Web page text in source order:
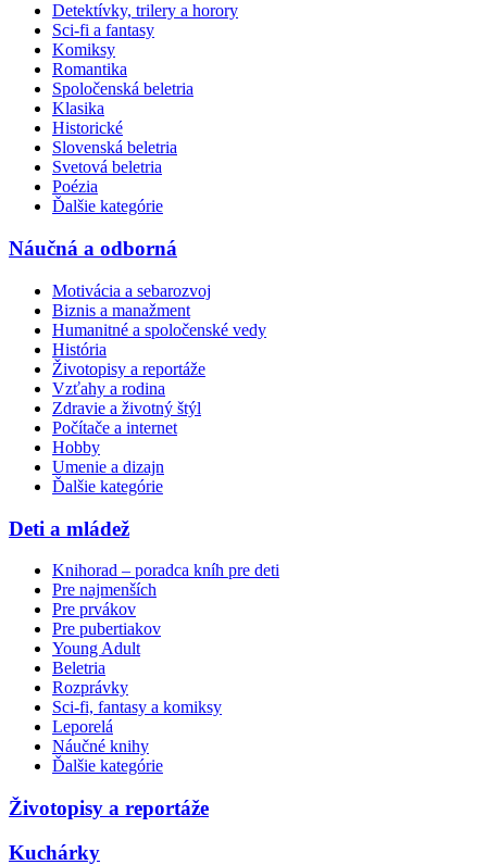
Detektívky, trilery a horory
Sci-fi a fantasy
Komiksy
Romantika
Spoločenská beletria
Klasika
Historické
Slovenská beletria
Svetová beletria
Poézia
Ďalšie kategórie
Náučná a odborná
Motivácia a sebarozvoj
Biznis a manažment
Humanitné a spoločenské vedy
História
Životopisy a reportáže
Vzťahy a rodina
Zdravie a životný štýl
Počítače a internet
Hobby
Umenie a dizajn
Ďalšie kategórie
Deti a mládež
Knihorad – poradca kníh pre deti
Pre najmenších
Pre prvákov
Pre pubertiakov
Young Adult
Beletria
Rozprávky
Sci-fi, fantasy a komiksy
Leporelá
Náučné knihy
Ďalšie kategórie
Životopisy a reportáže
Kuchárky